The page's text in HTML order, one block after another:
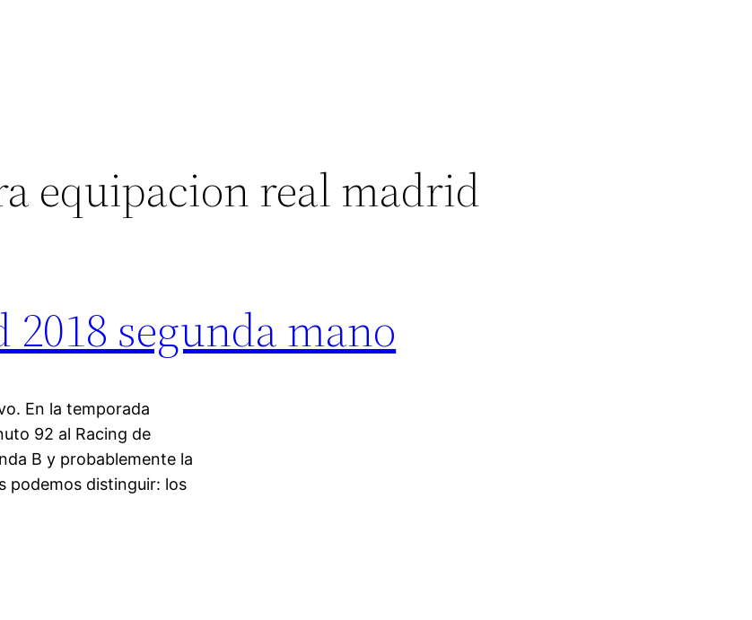
equipacion real madrid
segunda mano
En la temporada
92 al Racing de
B y probablemente la
podemos distinguir: los